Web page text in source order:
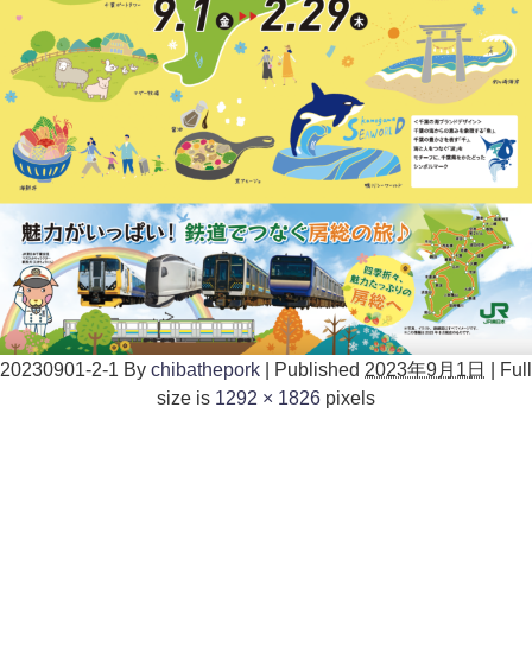
20230901-2-1 By chibathepork Published 2023年9月1日
Full
size is 1292 × 1826 pixels